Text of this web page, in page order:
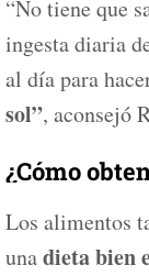
“No tiene que
ingesta diaria
al día para
sol”, aconsejó
¿Cómo
Los alimentos
unadieta bien